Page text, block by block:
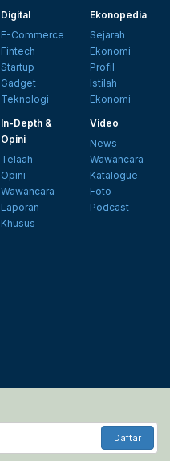
Digital
E-Commerce
Fintech
Startup
Gadget
Teknologi
Ekonopedia
Sejarah
Ekonomi
Profil
Istilah
Ekonomi
In-Depth &
Opini
Telaah
Opini
Wawancara
Laporan
Khusus
Video
News
Wawancara
Katalogue
Foto
Podcast
Daftar